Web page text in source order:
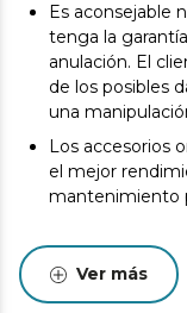
Es aconsejable
tenga la
anulación. El
de los posibles
una
Los accesorios
el mejor
mantenimiento
Ver más